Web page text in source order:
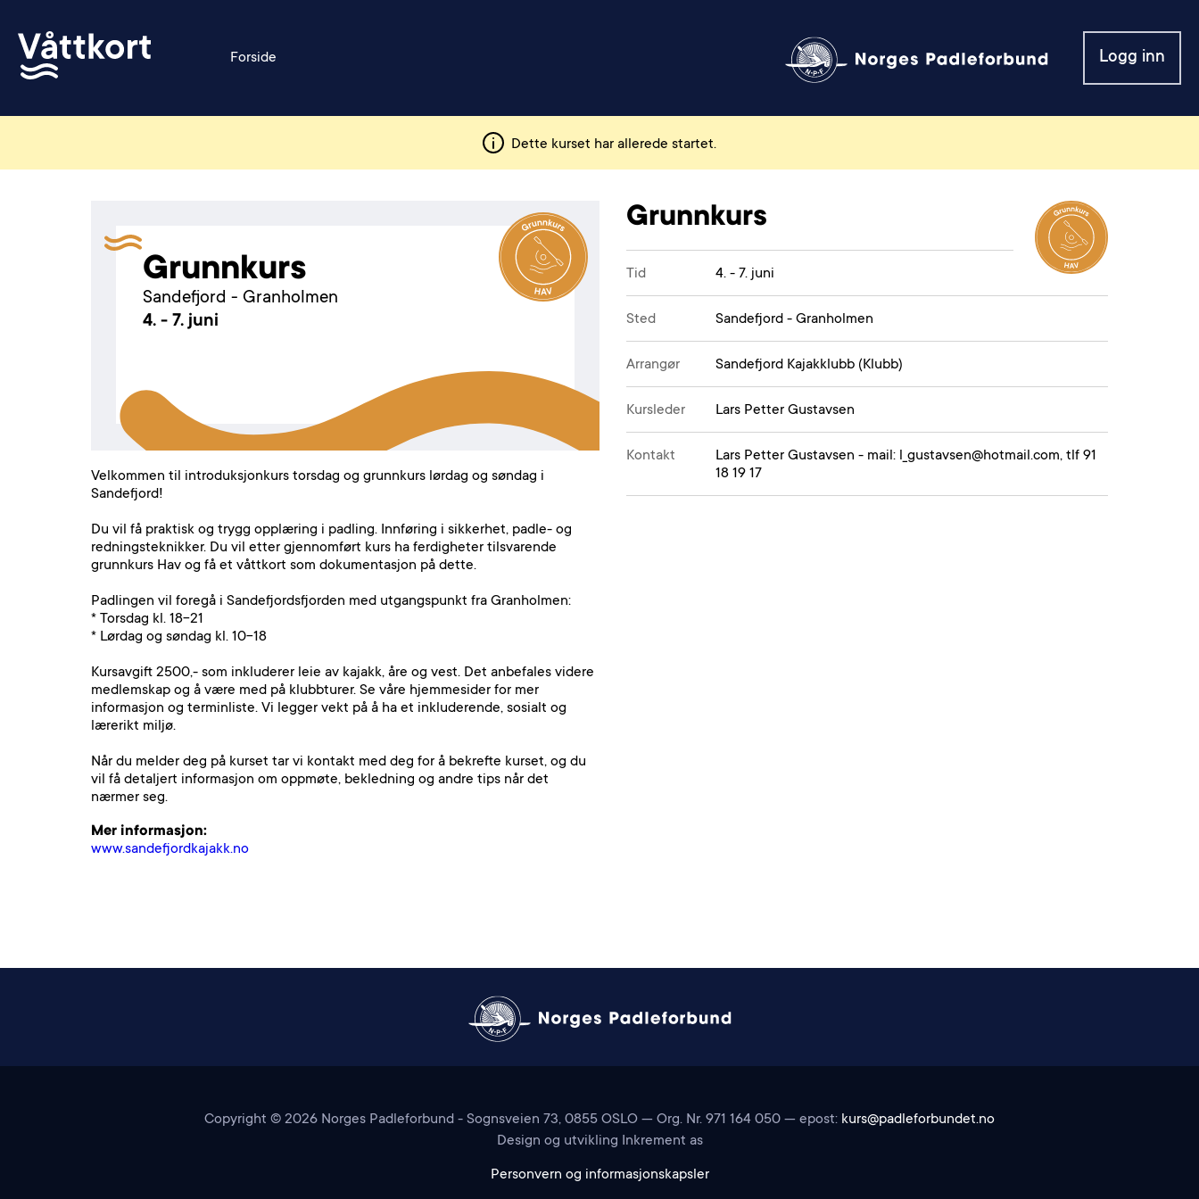
Forside Logg inn
Dette kurset har allerede startet.
Grunnkurs
Sandefjord - Granholmen
4. - 7. juni
Velkommen til introduksjonkurs torsdag og grunnkurs lørdag og søndag i
Sandefjord!
Du vil få praktisk og trygg opplæring i padling. Innføring i sikkerhet, padle- og
redningsteknikker. Du vil etter gjennomført kurs ha ferdigheter tilsvarende
grunnkurs Hav og få et våttkort som dokumentasjon på dette.
Padlingen vil foregå i Sandefjordsfjorden med utgangspunkt fra Granholmen:
* Torsdag kl. 18-21
* Lørdag og søndag kl. 10-18
Kursavgift 2500,- som inkluderer leie av kajakk, åre og vest. Det anbefales videre
medlemskap og å være med på klubbturer. Se våre hjemmesider for mer
informasjon og terminliste. Vi legger vekt på å ha et inkluderende, sosialt og
lærerikt miljø.
Når du melder deg på kurset tar vi kontakt med deg for å bekrefte kurset, og du
vil få detaljert informasjon om oppmøte, bekledning og andre tips når det
nærmer seg.
Mer informasjon:
www.sandefjordkajakk.no
Grunnkurs
Tid 4. - 7. juni
Sted Sandefjord - Granholmen
Arrangør Sandefjord Kajakklubb (Klubb)
Kursleder Lars Petter Gustavsen
Kontakt
Lars Petter Gustavsen - mail: l_gustavsen@hotmail.com, tlf 91
18 19 17
Copyright © 2026 Norges Padleforbund - Sognsveien 73, 0855 OSLO — Org. Nr. 971 164 050 — epost: kurs@padleforbundet.no
Design og utvikling Inkrement as
Personvern og informasjonskapsler